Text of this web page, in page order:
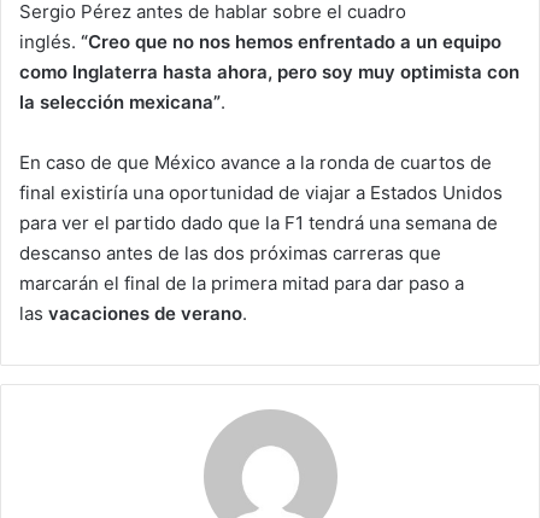
Sergio Pérez antes de hablar sobre el cuadro
inglés. “Creo que no nos hemos enfrentado a un equipo
como Inglaterra hasta ahora, pero soy muy optimista con
la selección mexicana”.
En caso de que México avance a la ronda de cuartos de
final existiría una oportunidad de viajar a Estados Unidos
para ver el partido dado que la F1 tendrá una semana de
descanso antes de las dos próximas carreras que
marcarán el final de la primera mitad para dar paso a
las vacaciones de verano.